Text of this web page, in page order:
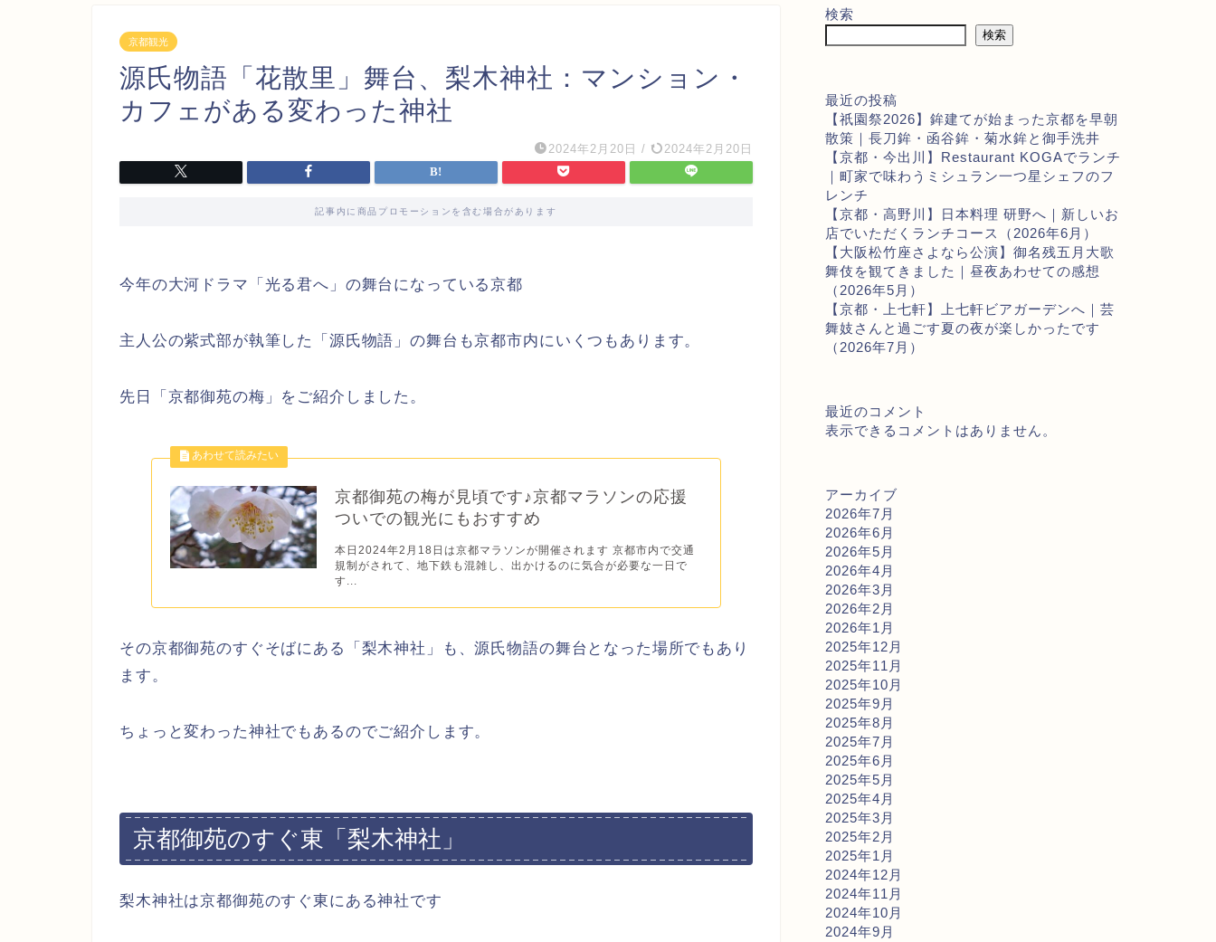
京都観光
源氏物語「花散里」舞台、梨木神社：マンション・
カフェがある変わった神社
2024年2月20日 / 2024年2月20日
記事内に商品プロモーションを含む場合があります
今年の大河ドラマ「光る君へ」の舞台になっている京都
主人公の紫式部が執筆した「源氏物語」の舞台も京都市内にいくつもあります。
先日「京都御苑の梅」をご紹介しました。
京都御苑の梅が見頃です♪京都マラソンの応援
ついでの観光にもおすすめ
本日2024年2月18日は京都マラソンが開催されます 京都市内で交通
規制がされて、地下鉄も混雑し、出かけるのに気合が必要な一日で
す...
その京都御苑のすぐそばにある「梨木神社」も、源氏物語の舞台となった場所でもあり
ます。
ちょっと変わった神社でもあるのでご紹介します。
京都御苑のすぐ東「梨木神社」
梨木神社は京都御苑のすぐ東にある神社です
検索
検索
最近の投稿
【祇園祭2026】鉾建てが始まった京都を早朝
散策｜長刀鉾・函谷鉾・菊水鉾と御手洗井
【京都・今出川】Restaurant KOGAでランチ
｜町家で味わうミシュラン一つ星シェフのフ
レンチ
【京都・高野川】日本料理 研野へ｜新しいお
店でいただくランチコース（2026年6月）
【大阪松竹座さよなら公演】御名残五月大歌
舞伎を観てきました｜昼夜あわせての感想
（2026年5月）
【京都・上七軒】上七軒ビアガーデンへ｜芸
舞妓さんと過ごす夏の夜が楽しかったです
（2026年7月）
最近のコメント
表示できるコメントはありません。
アーカイブ
2026年7月
2026年6月
2026年5月
2026年4月
2026年3月
2026年2月
2026年1月
2025年12月
2025年11月
2025年10月
2025年9月
2025年8月
2025年7月
2025年6月
2025年5月
2025年4月
2025年3月
2025年2月
2025年1月
2024年12月
2024年11月
2024年10月
2024年9月